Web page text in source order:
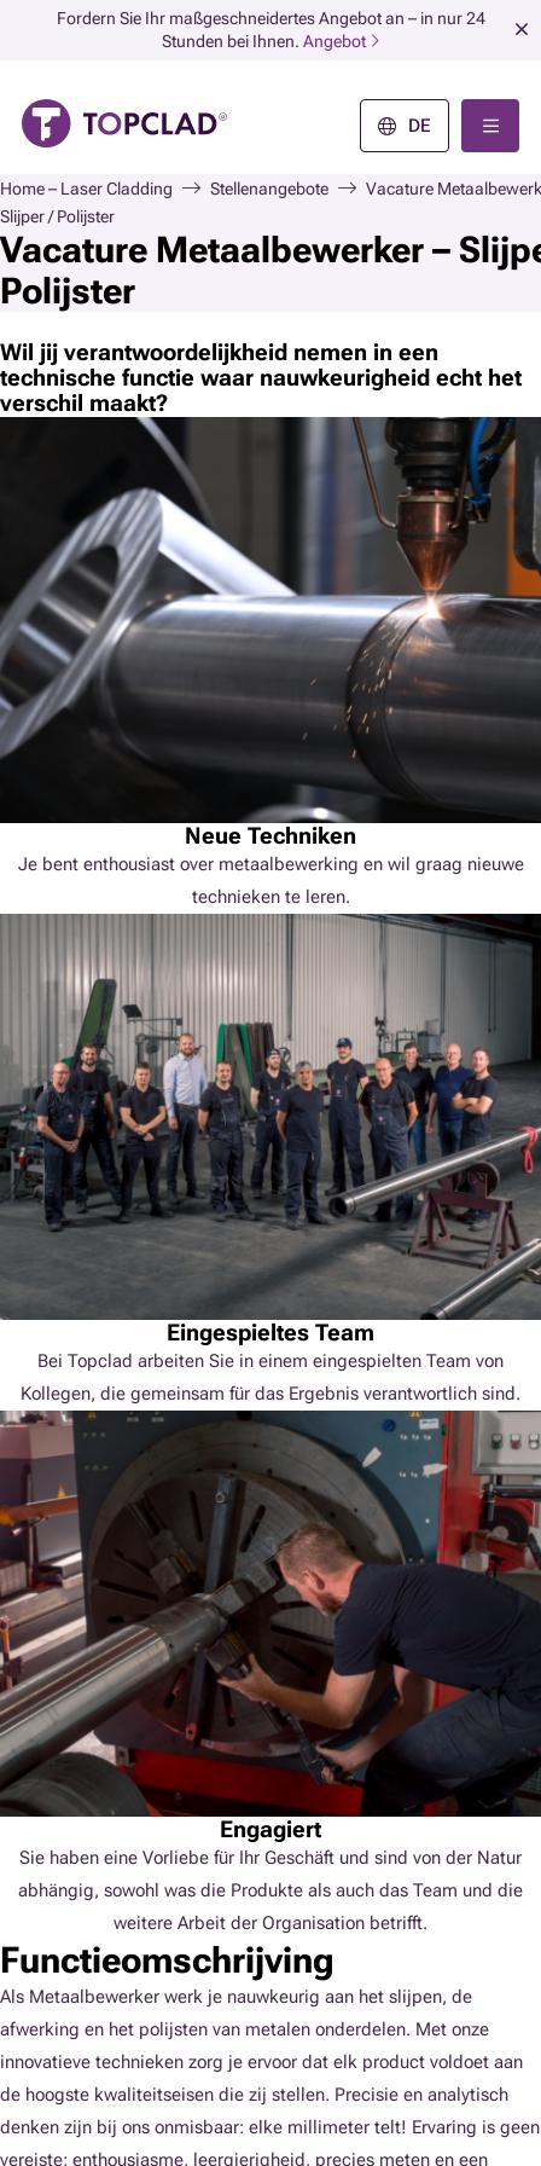
Fordern Sie Ihr maßgeschneidertes Angebot an – in nur 24
Stunden bei Ihnen. Angebot
DE
Home – Laser Cladding Stellenangebote
Vacature
Slijper / Polijster
Vacature Metaalbewerker –
Polijster
Wil jij verantwoordelijkheid nemen in een
technische functie waar nauwkeurigheid echt het
verschil maakt?
Neue Techniken
Je bent enthousiast over metaalbewerking en wil graag nieuwe
technieken te leren.
Eingespieltes Team
Bei Topclad arbeiten Sie in einem eingespielten Team von
Kollegen, die gemeinsam für das Ergebnis verantwortlich sind.
Engagiert
Sie haben eine Vorliebe für Ihr Geschäft und sind von der Natur
abhängig, sowohl was die Produkte als auch das Team und die
weitere Arbeit der Organisation betrifft.
Functieomschrijving
Als Metaalbewerker werk je nauwkeurig aan het slijpen, de
afwerking en het polijsten van metalen onderdelen. Met onze
innovatieve technieken zorg je ervoor dat elk product voldoet aan
de hoogste kwaliteitseisen die zij stellen. Precisie en analytisch
denken zijn bij ons onmisbaar: elke millimeter telt! Ervaring is geen
vereiste; enthousiasme, leergierigheid, precies meten en een